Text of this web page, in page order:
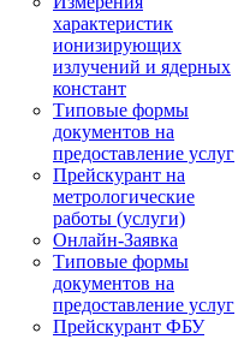
характеристик
ионизирующих
излучений и ядерных
констант
Типовые формы
документов на
предоставление услуг
Прейскурант на
метрологические
работы (услуги)
Онлайн-Заявка
Типовые формы
документов на
предоставление услуг
Прейскурант ФБУ